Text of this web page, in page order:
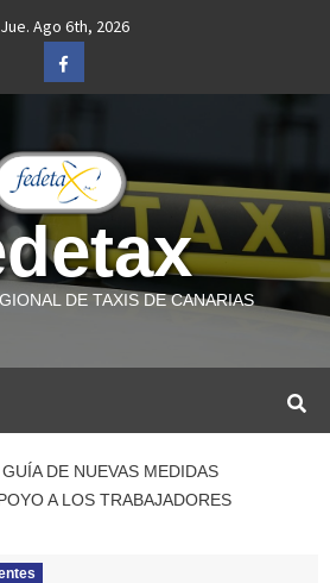
Jue. Ago 6th, 2026
Facebook
DE TAXIS DE CANARIAS
DE NUEVAS MEDIDAS
A LOS TRABAJADORES